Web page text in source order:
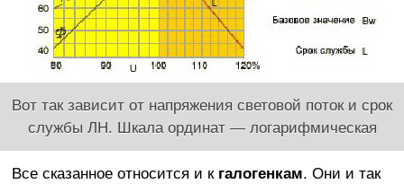
Вот так зависит от напряжения световой поток и срок
службы ЛН. Шкала ординат — логарифмическая
Все сказанное относится и к галогенкам. Они и так